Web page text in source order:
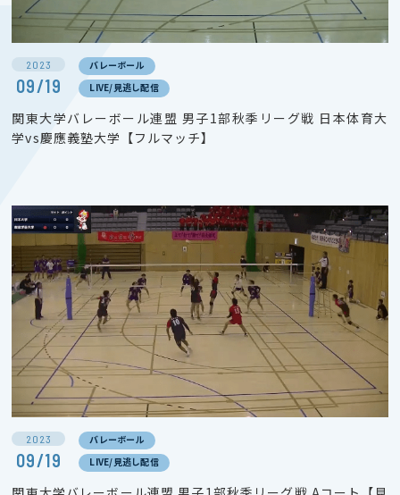
2023
09/19
バレーボール
LIVE/見逃し配信
関東大学バレーボール連盟 男子1部秋季リーグ戦 日本体育大
学vs慶應義塾大学【フルマッチ】
2023
09/19
バレーボール
LIVE/見逃し配信